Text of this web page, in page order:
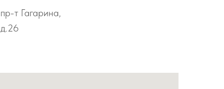
пр-т Гагарина,
д.26